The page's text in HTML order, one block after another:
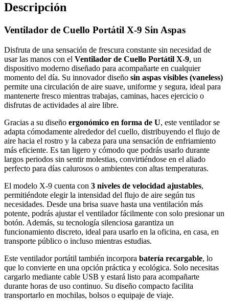
Descripción
Ventilador de Cuello Portátil X-9 Sin Aspas
Disfruta de una sensación de frescura constante sin necesidad de
usar las manos con el Ventilador de Cuello Portátil X-9, un
dispositivo moderno diseñado para acompañarte en cualquier
momento del día. Su innovador diseño sin aspas visibles (vaneless)
permite una circulación de aire suave, uniforme y segura, ideal para
mantenerte fresco mientras trabajas, caminas, haces ejercicio o
disfrutas de actividades al aire libre.
Gracias a su diseño ergonómico en forma de U, este ventilador se
adapta cómodamente alrededor del cuello, distribuyendo el flujo de
aire hacia el rostro y la cabeza para una sensación de enfriamiento
más eficiente. Es tan ligero y cómodo que podrás usarlo durante
largos periodos sin sentir molestias, convirtiéndose en el aliado
perfecto para días calurosos o ambientes con altas temperaturas.
El modelo X-9 cuenta con 3 niveles de velocidad ajustables,
permitiéndote elegir la intensidad del flujo de aire según tus
necesidades. Desde una brisa suave hasta una ventilación más
potente, podrás ajustar el ventilador fácilmente con solo presionar un
botón. Además, su tecnología silenciosa garantiza un
funcionamiento discreto, ideal para usarlo en la oficina, en casa, en
transporte público o incluso mientras estudias.
Este ventilador portátil también incorpora batería recargable, lo
que lo convierte en una opción práctica y ecológica. Solo necesitas
cargarlo mediante cable USB y estará listo para acompañarte
durante horas de uso continuo. Su diseño compacto facilita
transportarlo en mochilas, bolsos o equipaje de viaje.